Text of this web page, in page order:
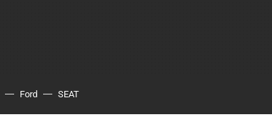
Ford SEAT